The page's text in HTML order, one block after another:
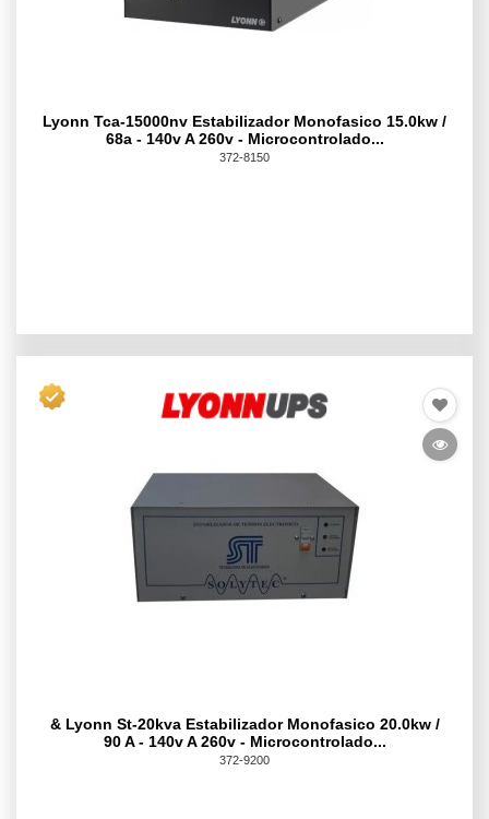
Lyonn Tca-15000nv Estabilizador Monofasico 15.0kw /
68a - 140v A 260v - Microcontrolado...
372-8150
& Lyonn St-20kva Estabilizador Monofasico 20.0kw /
90 A - 140v A 260v - Microcontrolado...
372-9200